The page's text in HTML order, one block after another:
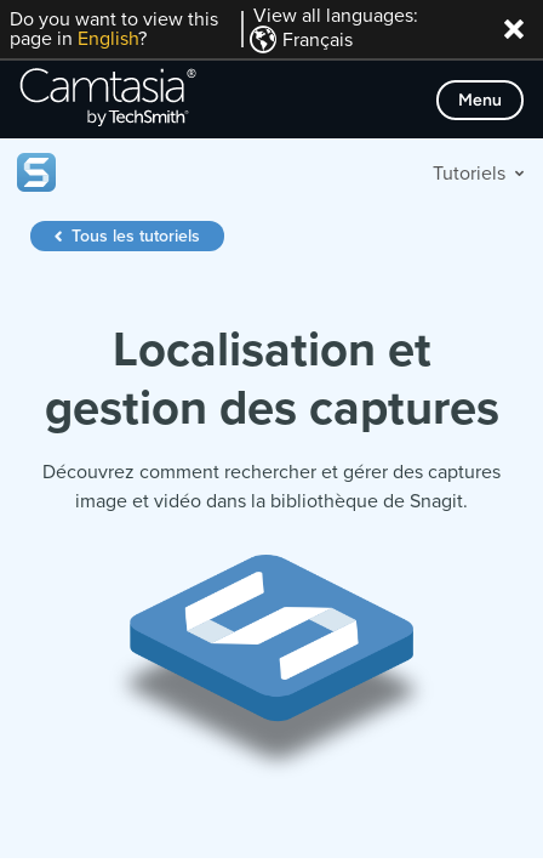
Passer
directement
contenu
Do you want to view this
page in English?
View all languages:
Français
Menu
Tutoriels
Tous les tutoriels
Localisation et
gestion des captures
Découvrez comment rechercher et gérer des captures
image et vidéo dans la bibliothèque de Snagit.